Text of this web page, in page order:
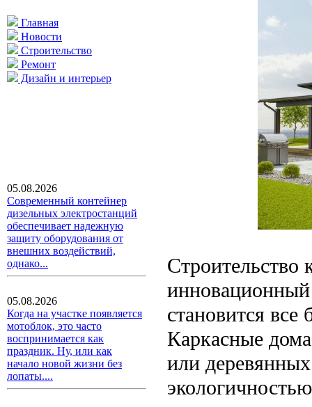
Главная
Новости
Строительство
Ремонт
Дизайн и интерьер
05.08.2026
Современный контейнер
дизельных электростанций
обеспечивает надежную
защиту оборудования от
внешних воздействий,
однако...
05.08.2026
Когда на участке появляется
мотоблок, это часто
воспринимается как
праздник. Ну, или как
начало новой жизни без
лопаты....
Строительство
становится
Каркасные
или